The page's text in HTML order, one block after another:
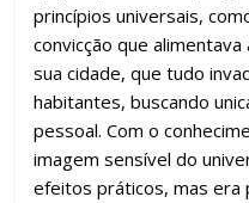
princípios universais,
convicção que
sua cidade, que tudo
habitantes, buscando
pessoal. Com o
imagem sensível do
efeitos práticos, mas